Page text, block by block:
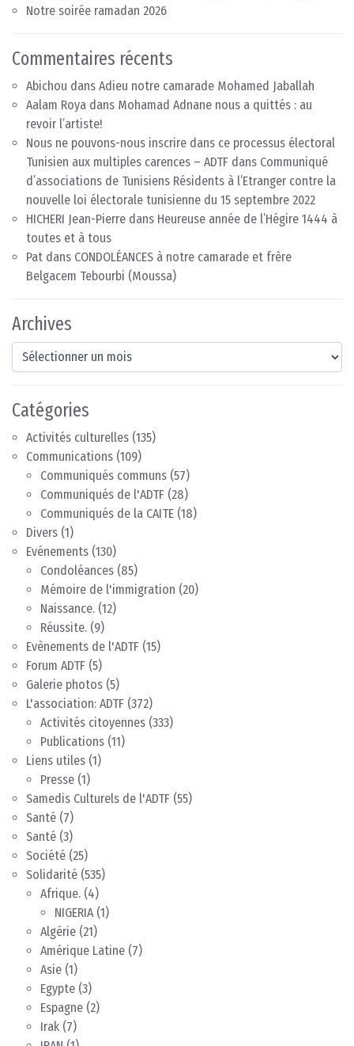
Notre soirée ramadan 2026
Commentaires récents
Abichou dans Adieu notre camarade Mohamed Jaballah
Aalam Roya dans Mohamad Adnane nous a quittés : au
revoir l’artiste!
Nous ne pouvons-nous inscrire dans ce processus électoral
Tunisien aux multiples carences – ADTF dans Communiqué
d’associations de Tunisiens Résidents à l’Etranger contre la
nouvelle loi électorale tunisienne du 15 septembre 2022
HICHERI Jean-Pierre dans Heureuse année de l’Hégire 1444 à
toutes et à tous
Pat dans CONDOLÉANCES à notre camarade et frère
Belgacem Tebourbi (Moussa)
Archives
Archives
Catégories
Activités culturelles (135)
Communications (109)
Communiqués communs (57)
Communiqués de l'ADTF (28)
Communiqués de la CAITE (18)
Divers (1)
Evénements (130)
Condoléances (85)
Mémoire de l'immigration (20)
Naissance. (12)
Réussite. (9)
Evènements de l'ADTF (15)
Forum ADTF (5)
Galerie photos (5)
L'association: ADTF (372)
Activités citoyennes (333)
Publications (11)
Liens utiles (1)
Presse (1)
Samedis Culturels de l'ADTF (55)
Santé (7)
Santé (3)
Société (25)
Solidarité (535)
Afrique. (4)
NIGERIA(1)
Algérie (21)
Amérique Latine (7)
Asie (1)
Egypte (3)
Espagne (2)
Irak (7)